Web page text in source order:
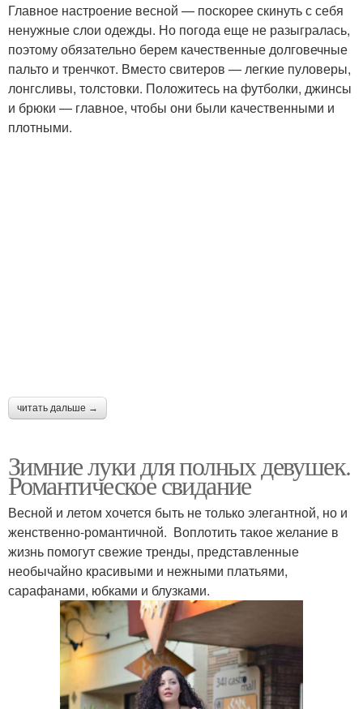
Главное настроение весной — поскорее скинуть с себя
ненужные слои одежды. Но погода еще не разыгралась,
поэтому обязательно берем качественные долговечные
пальто и тренчкот. Вместо свитеров — легкие пуловеры,
лонгсливы, толстовки. Положитесь на футболки, джинсы
и брюки — главное, чтобы они были качественными и
плотными.
читать дальше →
Зимние луки для полных девушек.
Романтическое свидание
Весной и летом хочется быть не только элегантной, но и
женственно-романтичной. Воплотить такое желание в
жизнь помогут свежие тренды, представленные
необычайно красивыми и нежными платьями,
сарафанами, юбками и блузками.